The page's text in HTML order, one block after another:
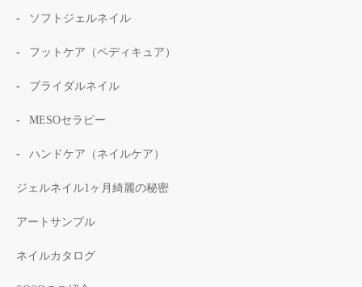
ソフトジェルネイル
フットケア（ペディキュア）
ブライダルネイル
MESOセラピー
ハンドケア（ネイルケア）
ジェルネイル1ヶ月綺麗の秘密
アートサンプル
ネイルカタログ